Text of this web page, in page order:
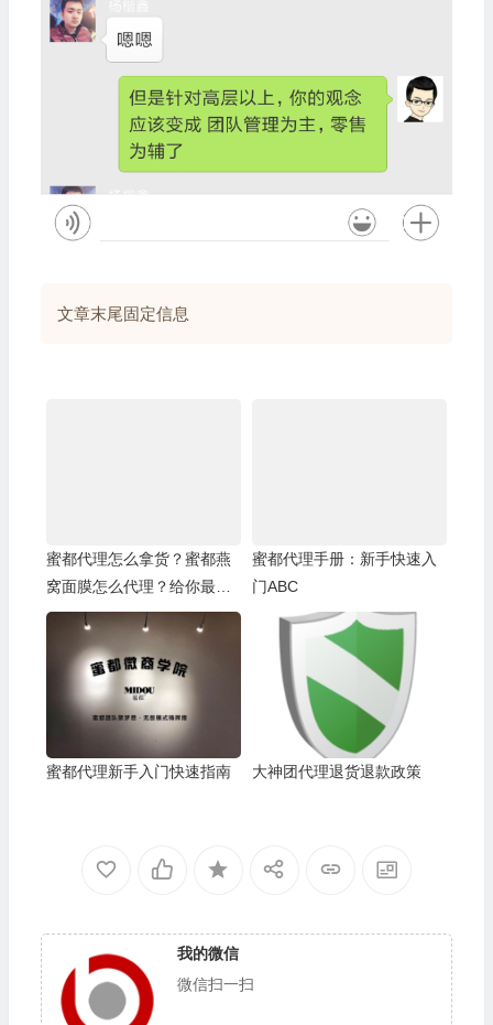
文章末尾固定信息
蜜都代理怎么拿货？蜜都燕
窝面膜怎么代理？给你最优
惠的价格最强大的扶持
蜜都代理手册：新手快速入
门ABC
蜜都代理新手入门快速指南 大神团代理退货退款政策
我的微信
微信扫一扫